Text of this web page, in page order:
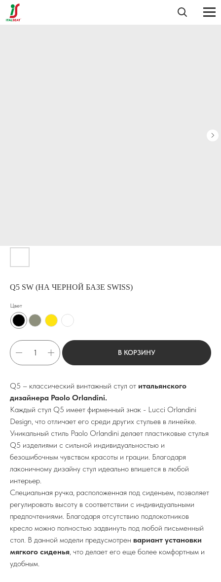
Q5 SW (НА ЧЕРНОЙ БАЗЕ SWISS)
Цвет
В КОРЗИНУ
Q5 – классический винтажный стул от итальянского
дизайнера Paolo Orlandini.
Каждый стул Q5 имеет фирменный знак - Lucci Orlandini
Design, что отличает его среди других стульев в линейке.
Уникальный стиль Paolo Orlandini делает пластиковые стулья
Q5 изделиями с сильной индивидуальностью и
безошибочным чувством красоты и грации. Благодаря
лаконичному дизайну стул идеально впишется в любой
интерьер.
Специальная ручка, расположенная под сиденьем, позволяет
регулировать высоту в соответствии с индивидуальными
предпочтениями. Благодаря отсутствию подлокотников
кресло можно полностью задвинуть под любой письменный
стол. В данной модели предусмотрен вариант установки
мягкого сиденья, что делает его еще более комфортным и
удобным.